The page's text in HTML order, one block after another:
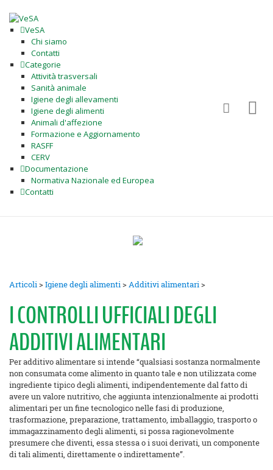
VeSA
Chi siamo
Contatti
Categorie
Attività trasversali
Sanità animale
Igiene degli allevamenti
Igiene degli alimenti
Animali d'affezione
Formazione e Aggiornamento
RASFF
CERV
Documentazione
Normativa Nazionale ed Europea
Contatti
Articoli>Igiene degli alimenti>Additivi alimentari>
I CONTROLLI UFFICIALI DEGLI
ADDITIVI ALIMENTARI
Per additivo alimentare si intende “qualsiasi sostanza normalmente
non consumata come alimento in quanto tale e non utilizzata come
ingrediente tipico degli alimenti, indipendentemente dal fatto di
avere un valore nutritivo, che aggiunta intenzionalmente ai prodotti
alimentari per un fine tecnologico nelle fasi di produzione,
trasformazione, preparazione, trattamento, imballaggio, trasporto o
immagazzinamento degli alimenti, si possa ragionevolmente
presumere che diventi, essa stessa o i suoi derivati, un componente
di tali alimenti, direttamente o indirettamente”.